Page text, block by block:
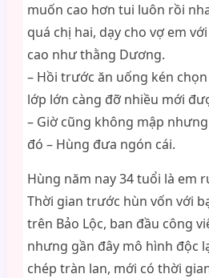
muốn cao hơn tui luôn rồi
quá chị hai, dạy cho vợ em
cao như thằng Dương.
– Hồi trước ăn uống kén
lớp lớn càng đỡ nhiều mới
– Giờ cũng không mập
đó – Hùng đưa ngón cái.
Hùng năm nay 34 tuổi là em
Thời gian trước hùn vốn với
trên Bảo Lộc, ban đầu công
nhưng gần đây mô hình độc
chép tràn lan, mới có thời